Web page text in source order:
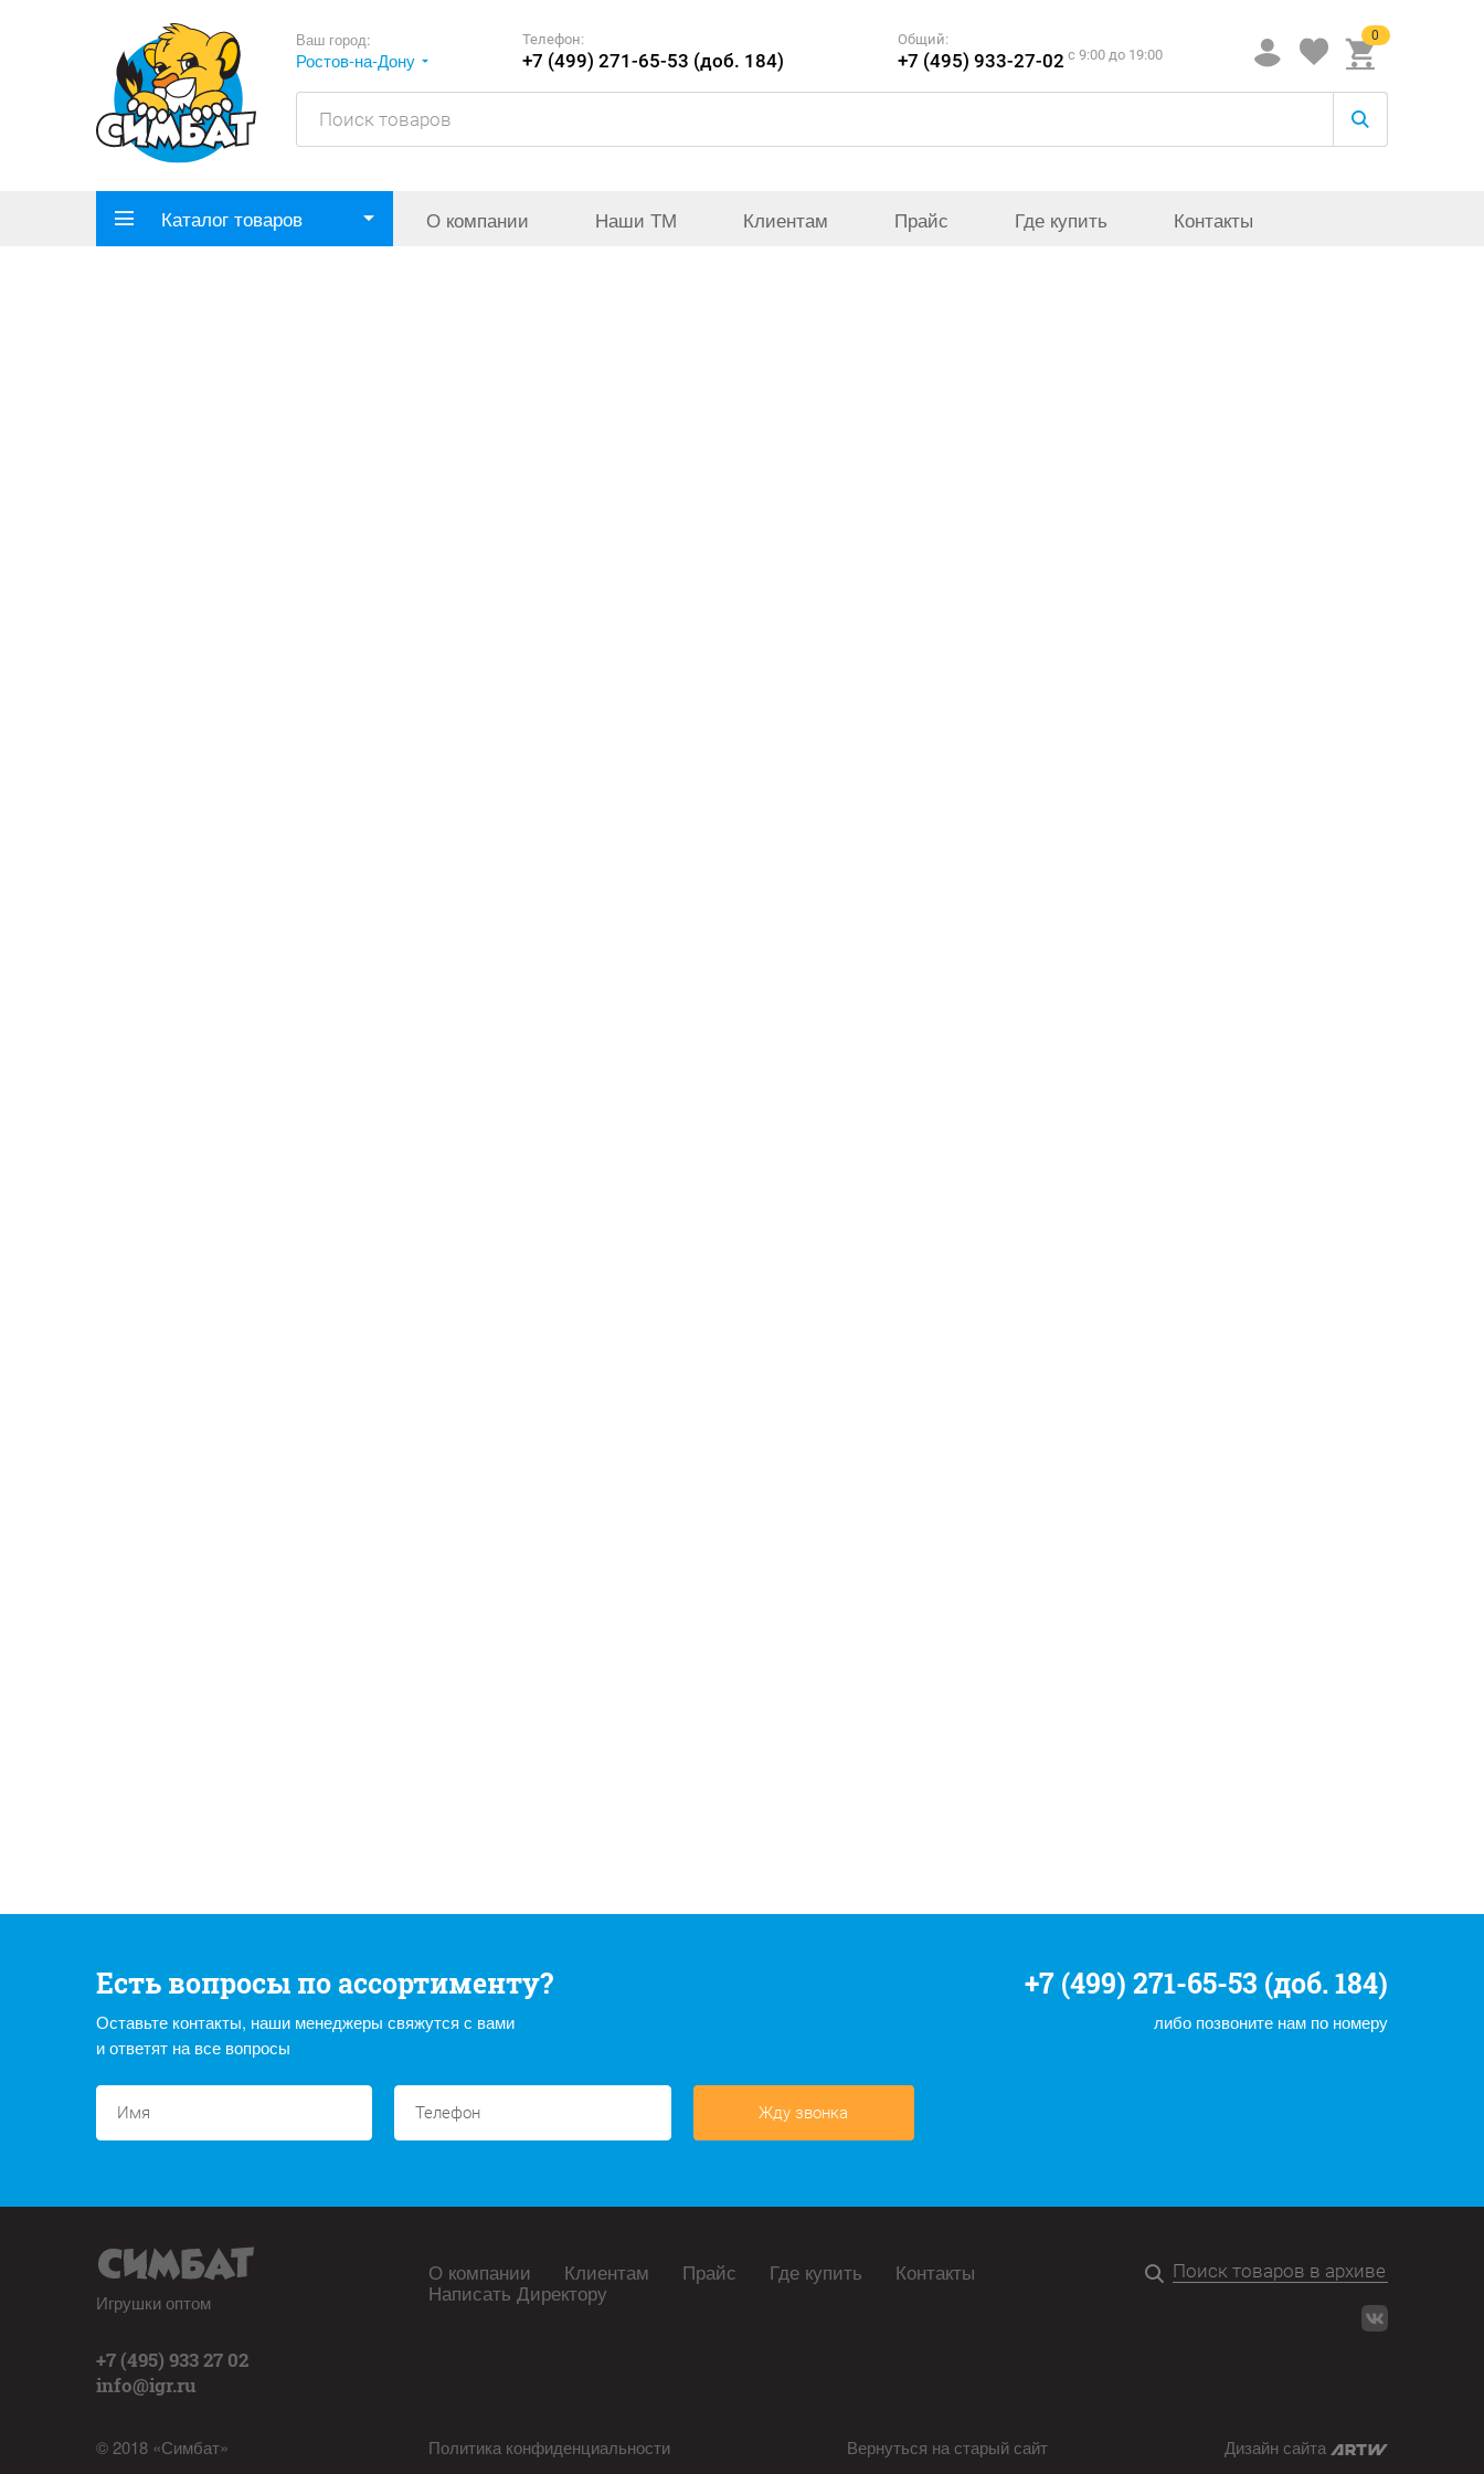
Ваш город:
Ростов-на-Дону
Телефон:
+7 (499) 271-65-53 (доб. 184)
Общий:
+7 (495) 933-27-02 c 9:00 до 19:00
0
Каталог товаров О компании Наши ТМ Клиентам Прайс Где купить Контакты
Есть вопросы по ассортименту?
Оставьте контакты, наши менеджеры свяжутся с вами
и ответят на все вопросы
+7 (499) 271-65-53 (доб. 184)
либо позвоните нам по номеру
Жду звонка
Игрушки оптом
+7 (495) 933 27 02
info@igr.ru
© 2018 «Симбат»
О компании Клиентам Прайс Где купить Контакты
Написать Директору
Политика конфиденциальности Вернуться на старый сайт Дизайн сайта